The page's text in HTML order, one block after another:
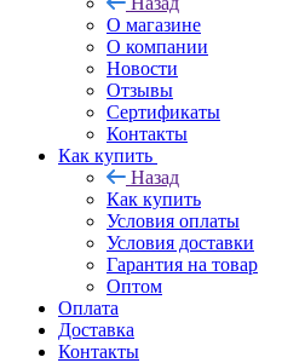
О магазине
О компании
Новости
Отзывы
Сертификаты
Контакты
Как купить
Назад
Как купить
Условия оплаты
Условия доставки
Гарантия на товар
Оптом
Оплата
Доставка
Контакты